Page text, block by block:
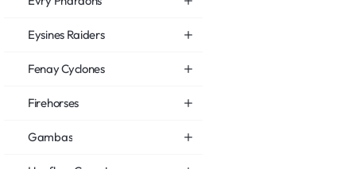
Eysines Raiders
Fenay Cyclones
Firehorses
Gambas